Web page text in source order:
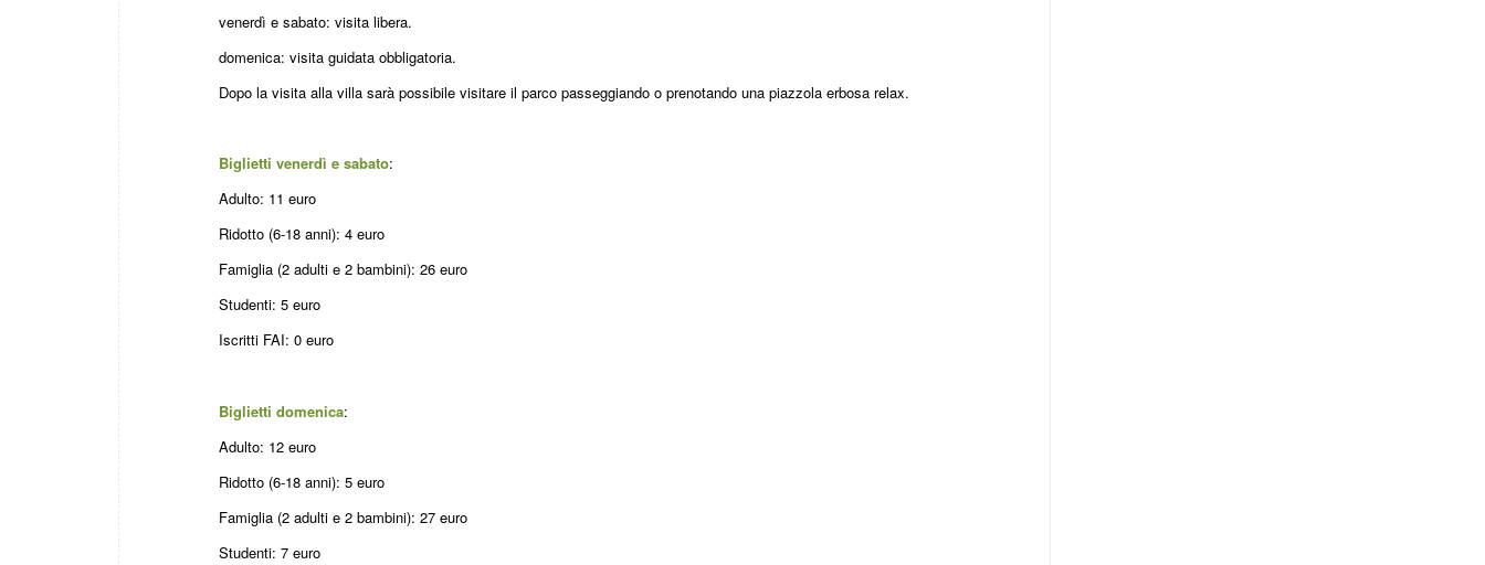
venerdì e sabato: visita libera.
domenica: visita guidata obbligatoria.
Dopo la visita alla villa sarà possibile visitare il parco passeggiando o prenotando una piazzola erbosa relax.
Biglietti venerdì e sabato:
Adulto: 11 euro
Ridotto (6-18 anni): 4 euro
Famiglia (2 adulti e 2 bambini): 26 euro
Studenti: 5 euro
Iscritti FAI: 0 euro
Biglietti domenica:
Adulto: 12 euro
Ridotto (6-18 anni): 5 euro
Famiglia (2 adulti e 2 bambini): 27 euro
Studenti: 7 euro